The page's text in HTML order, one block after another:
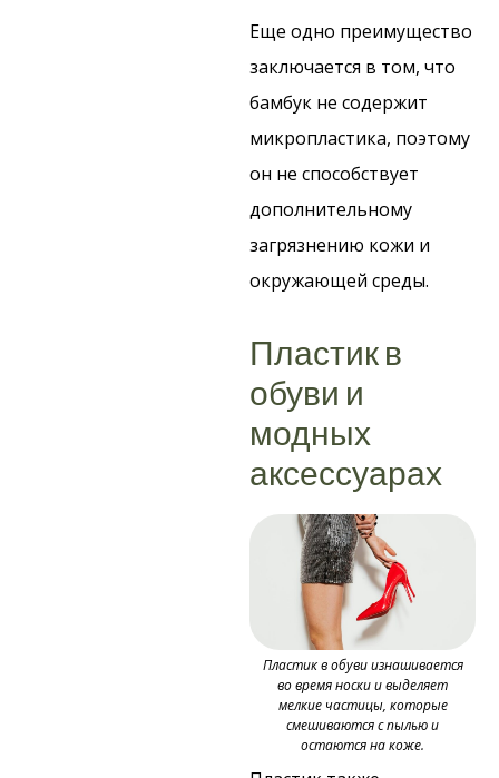
Еще одно преимущество
заключается в том, что
бамбук не содержит
микропластика, поэтому
он не способствует
дополнительному
загрязнению кожи и
окружающей среды.
Пластик в
обуви и
модных
аксессуарах
Пластик в обуви изнашивается
во время носки и выделяет
мелкие частицы, которые
смешиваются с пылью и
остаются на коже.